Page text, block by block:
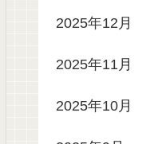
2025年12月
2025年11月
2025年10月